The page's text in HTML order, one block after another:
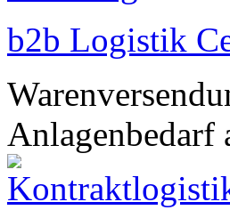
b2b Logistik
Anlagenbedarf